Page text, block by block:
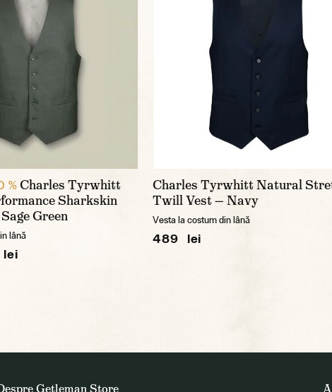
%Charles Tyrwhitt
Sharkskin
Green
lână
Charles Tyrwhitt Natural
Twill Vest — Navy
Vesta la costum din lână
489 lei
Getleman Store